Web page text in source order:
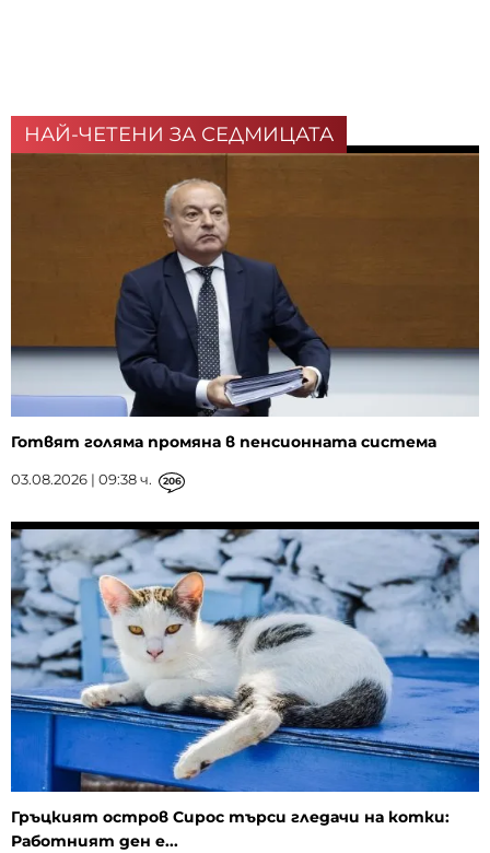
НАЙ-ЧЕТЕНИ ЗА СЕДМИЦАТА
Готвят голяма промяна в пенсионната система
03.08.2026 | 09:38 ч. 206
Гръцкият остров Сирос търси гледачи на котки:
Работният ден е...